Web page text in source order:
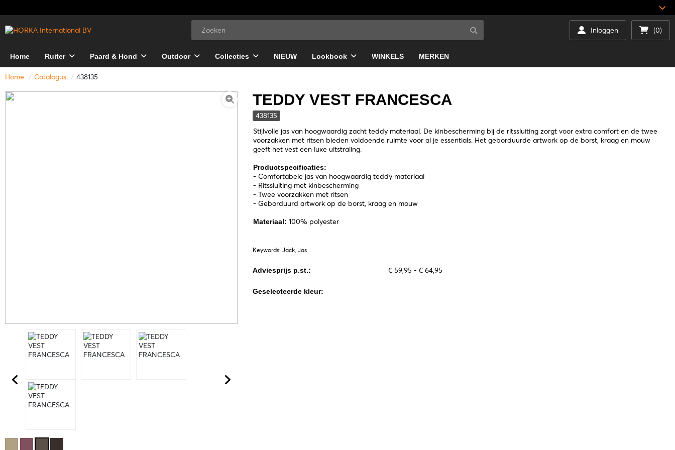
Inloggen (0)
Home Ruiter Paard & Hond Outdoor Collecties NIEUW Lookbook WINKELS MERKEN
Home Catalogus 438135
TEDDY VEST FRANCESCA
438135
Stijlvolle jas van hoogwaardig zacht teddy materiaal. De kinbescherming bij de ritssluiting zorgt voor extra comfort en de twee
voorzakken met ritsen bieden voldoende ruimte voor al je essentials. Het geborduurde artwork op de borst, kraag en mouw
geeft het vest een luxe uitstraling.
Productspecificaties:
- Comfortabele jas van hoogwaardig teddy materiaal
- Ritssluiting met kinbescherming
- Twee voorzakken met ritsen
- Geborduurd artwork op de borst, kraag en mouw
Materiaal:100% polyester
Keywords: Jack, Jas
Adviesprijs p.st.: € 59,95 - € 64,95
Geselecteerde kleur: